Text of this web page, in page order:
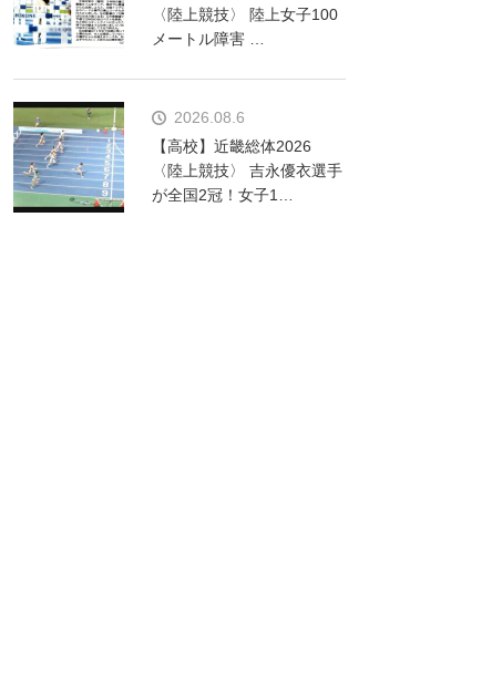
〈陸上競技〉 陸上女子100
メートル障害 …
2026.08.6
【高校】近畿総体2026
〈陸上競技〉 吉永優衣選手
が全国2冠！女子1…